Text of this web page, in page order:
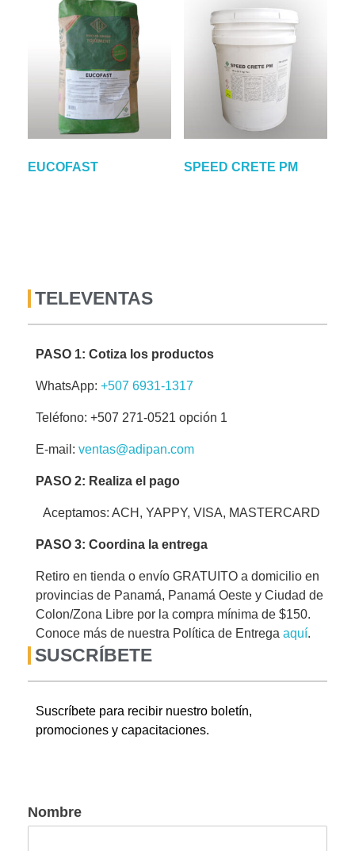
EUCOFAST SPEED CRETE PM
TELEVENTAS
PASO 1: Cotiza los productos
WhatsApp: +507 6931-1317
Teléfono: +507 271-0521 opción 1
E-mail: ventas@adipan.com
PASO 2: Realiza el pago
Aceptamos: ACH, YAPPY, VISA, MASTERCARD
PASO 3: Coordina la entrega
Retiro en tienda o envío GRATUITO a domicilio en
provincias de Panamá, Panamá Oeste y Ciudad de
Colon/Zona Libre por la compra mínima de $150.
Conoce más de nuestra Política de Entrega aquí.
SUSCRÍBETE
Suscríbete para recibir nuestro boletín,
promociones y capacitaciones.
Nombre